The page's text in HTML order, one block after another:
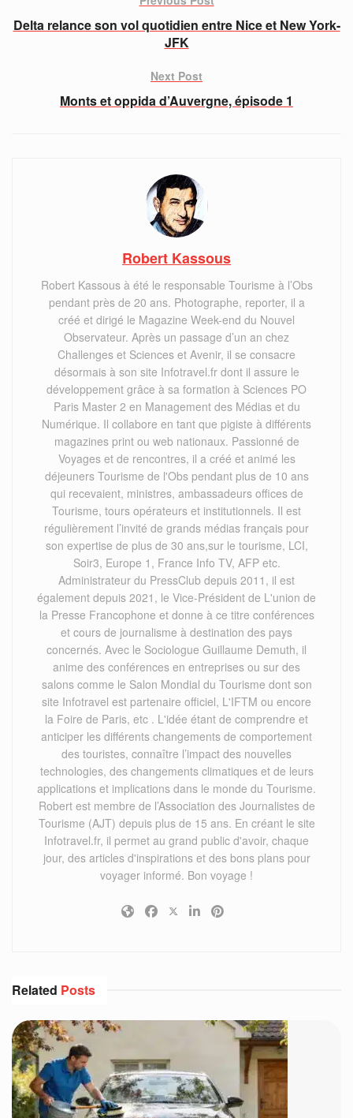
Delta relance son vol quotidien entre Nice et New York-
JFK
Next Post
Monts et oppida d’Auvergne, épisode 1
Robert Kassous
Robert Kassous à été le responsable Tourisme à l’Obs
pendant près de 20 ans. Photographe, reporter, il a
créé et dirigé le Magazine Week-end du Nouvel
Observateur. Après un passage d’un an chez
Challenges et Sciences et Avenir, il se consacre
désormais à son site Infotravel.fr dont il assure le
développement grâce à sa formation à Sciences PO
Paris Master 2 en Management des Médias et du
Numérique. Il collabore en tant que pigiste à différents
magazines print ou web nationaux. Passionné de
Voyages et de rencontres, il a créé et animé les
déjeuners Tourisme de l'Obs pendant plus de 10 ans
qui recevaient, ministres, ambassadeurs offices de
Tourisme, tours opérateurs et institutionnels. Il est
régulièrement l’invité de grands médias français pour
son expertise de plus de 30 ans,sur le tourisme, LCI,
Soir3, Europe 1, France Info TV, AFP etc.
Administrateur du PressClub depuis 2011, il est
également depuis 2021, le Vice-Président de L'union de
la Presse Francophone et donne à ce titre conférences
et cours de journalisme à destination des pays
concernés. Avec le Sociologue Guillaume Demuth, il
anime des conférences en entreprises ou sur des
salons comme le Salon Mondial du Tourisme dont son
site Infotravel est partenaire officiel, L'IFTM ou encore
la Foire de Paris, etc . L'idée étant de comprendre et
anticiper les différents changements de comportement
des touristes, connaître l’impact des nouvelles
technologies, des changements climatiques et de leurs
applications et implications dans le monde du Tourisme.
Robert est membre de l’Association des Journalistes de
Tourisme (AJT) depuis plus de 15 ans. En créant le site
Infotravel.fr, il permet au grand public d'avoir, chaque
jour, des articles d'inspirations et des bons plans pour
voyager informé. Bon voyage !
Related Posts